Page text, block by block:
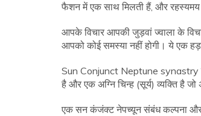
फैशन में एक साथ मिलती हैं, और रहस्यमय
आपके विचार आपकी जुड़वां ज्वाला के
आपको कोई समस्या नहीं होगी। ये एक
Sun Conjunct Neptune synastry
है और एक अग्नि चिन्ह (सूर्य) व्यक्ति है जो
एक सन कंजंक्ट नेपच्यून संबंध कल्पना और